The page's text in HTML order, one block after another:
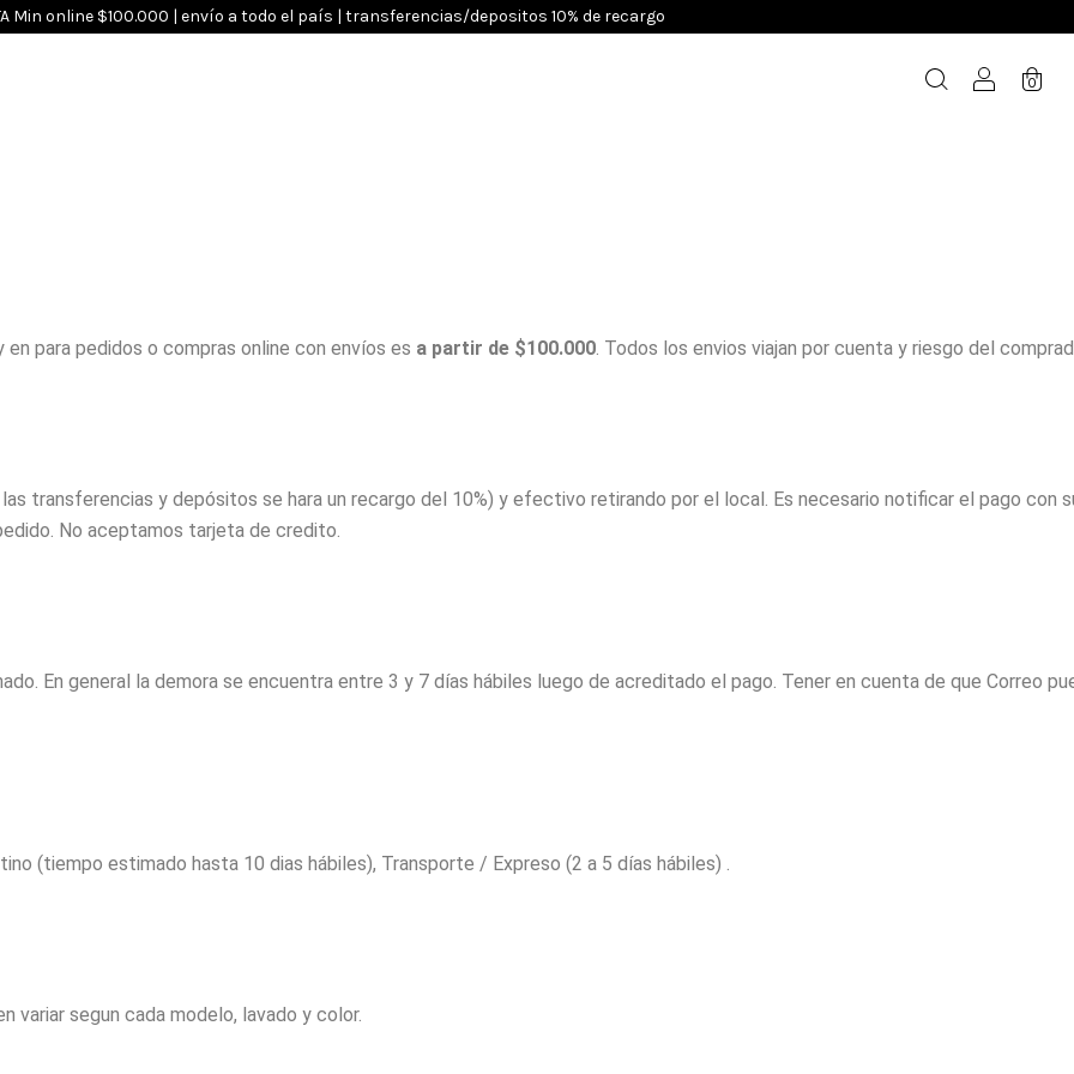
Min online $100.000 | envío a todo el país | transferencias/depositos 10% de recargo
0
en para pedidos o compras online con envíos es a partir de $100.000. Todos los envios viajan por cuenta y riesgo del
transferencias y depósitos se hara un recargo del 10%) y efectivo retirando por el local. Es necesario notificar el pago con
No aceptamos tarjeta de credito.
En general la demora se encuentra entre 3 y 7 días hábiles luego de acreditado el pago. Tener en cuenta de que Correo
(tiempo estimado hasta 10 dias hábiles), Transporte / Expreso (2 a 5 días hábiles) .
variar segun cada modelo, lavado y color.